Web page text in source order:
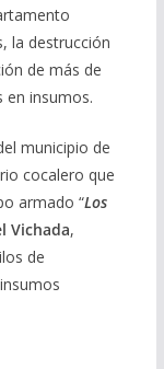
la destrucción
de más de
en insumos.
municipio de
cocalero que
armado “Los
Vichada,
de